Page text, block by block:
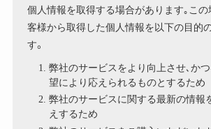
個人情報を取得する場合があります｡この
客様から取得した個人情報を以下の目的
す。
弊社のサービスをより向上させ､かつ
望により応えられるものとするため
弊社のサービスに関する最新の情報
えするため